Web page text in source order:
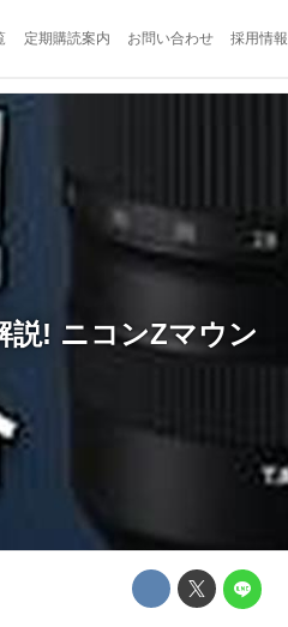
定期購読案内 お問い合わせ 採用情報
説! ニコンZマウン